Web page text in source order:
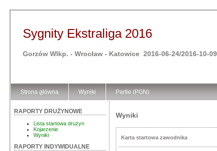
Sygnity Ekstraliga 2016
Gorzów Wlkp. - Wrocław - Katowice 2016-06-24/2016-10-09
Strona główna Wyniki Partie (PGN)
RAPORTY DRUŻYNOWE
Lista startowa drużyn
Kojarzenie
Wyniki
RAPORTY INDYWIDUALNE
Wyniki
Karta startowa zawodnika